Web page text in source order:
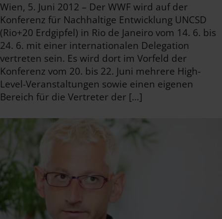
Wien, 5. Juni 2012 – Der WWF wird auf der
Konferenz für Nachhaltige Entwicklung UNCSD
(Rio+20 Erdgipfel) in Rio de Janeiro vom 14. 6. bis
24. 6. mit einer internationalen Delegation
vertreten sein. Es wird dort im Vorfeld der
Konferenz vom 20. bis 22. Juni mehrere High-
Level-Veranstaltungen sowie einen eigenen
Bereich für die Vertreter der […]